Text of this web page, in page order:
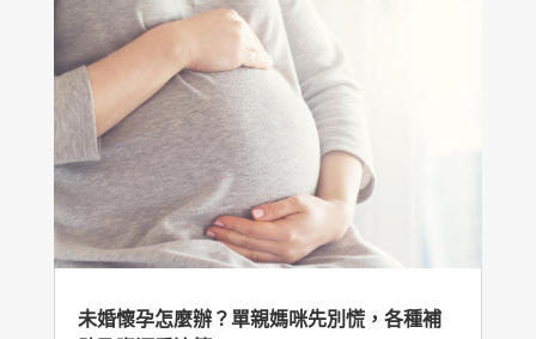
未婚懷孕怎麼辦？單親媽咪先別慌，各種補